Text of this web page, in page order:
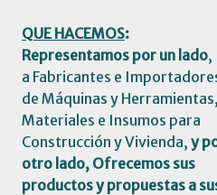
QUE HACEMOS:
Representamos por un lado,
a Fabricantes e
de Máquinas y Herramientas,
Materiales e Insumos para
Construcción y Vivienda, y
otro lado, Ofrecemos sus
productos y propuestas a